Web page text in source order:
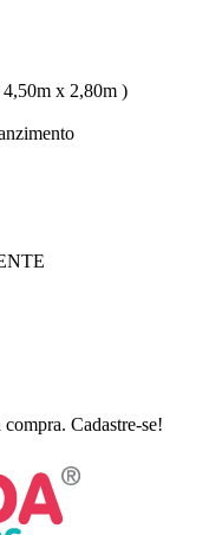
x 2,80m )
Cadastre-se!